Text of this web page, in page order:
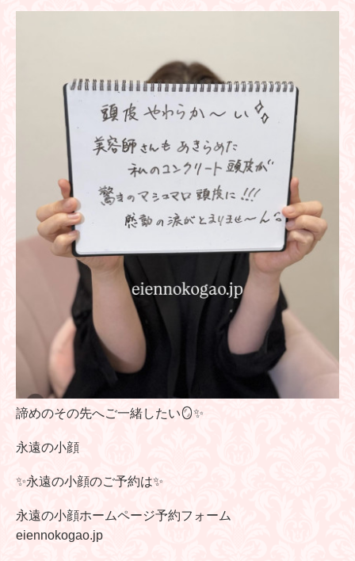
諦めのその先へご一緒したい🪞✨
永遠の小顔
✨永遠の小顔のご予約は✨
永遠の小顔ホームページ予約フォーム
eiennokogao.jp